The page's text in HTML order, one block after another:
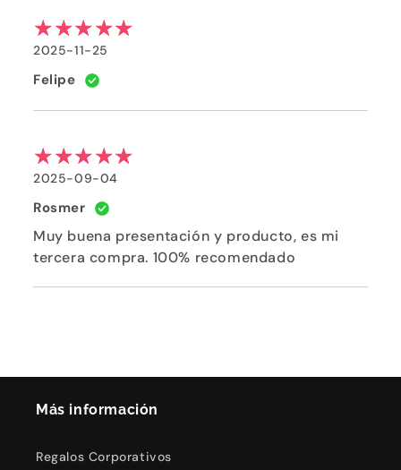
2025-11-25
Felipe
2025-09-04
Rosmer
Muy buena presentación y producto, es mi
tercera compra. 100% recomendado
Más información
Regalos Corporativos